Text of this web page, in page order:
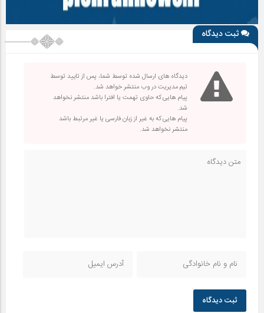
ثبت دیدگاه
دیدگاه های ارسال شده توسط شما، پس از تایید توسط
تیم مدیریت در وب منتشر خواهد شد.
پیام هایی که حاوی تهمت یا افترا باشد منتشر نخواهد
شد.
پیام هایی که به غیر از زبان فارسی یا غیر مرتبط باشد
منتشر نخواهد شد.
ثبت دیدگاه